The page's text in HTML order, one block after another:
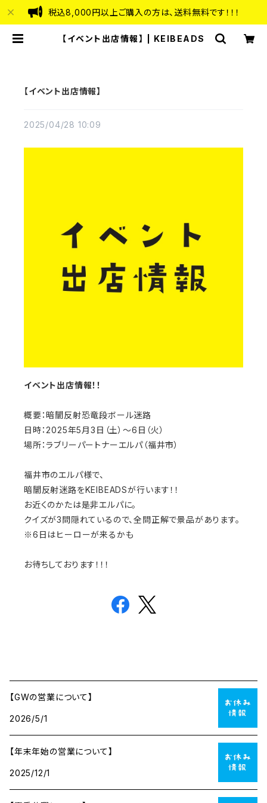
税込8,000円以上ご購入の方は、送料無料です！！！
【イベント出店情報】 | KEIBEADS
【イベント出店情報】
2025/04/28 10:09
イベント出店情報！！
概要：暗闇反射恐竜段ボール迷路
日時：2025年5月3日（土）～6日（火）
場所：ラブリーパートナーエルパ（福井市）
福井市のエルパ様で、
暗闇反射迷路をKEIBEADSが行います！！
お近くのかたは是非エルパに。
クイズが3問隠れているので、全問正解で景品があります。
※6日はヒーローが来るかも
お待ちしております！！！
【GWの営業について】
2026/5/1
【年末年始の営業について】
2025/12/1